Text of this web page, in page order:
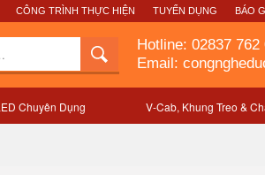
CÔNG TRÌNH THỰC HIỆN TUYỂN DỤNG BÁO
Hotline: 02837 762
Email:
Mô tả sản phẩm
Chuyên Dụng V-Cab, Khung Treo &